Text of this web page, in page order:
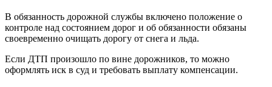
В обязанность дорожной службы включено положение о
контроле над состоянием дорог и об обязанности обязаны
своевременно очищать дорогу от снега и льда.
Если ДТП произошло по вине дорожников, то можно
оформлять иск в суд и требовать выплату компенсации.